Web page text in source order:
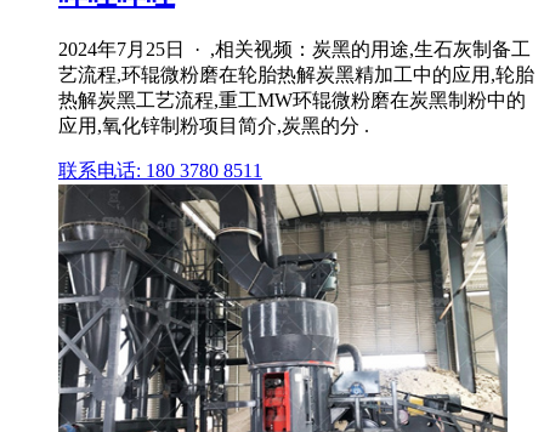
2024年7月25日 · ,相关视频：炭黑的用途,生石灰制备工
艺流程,环辊微粉磨在轮胎热解炭黑精加工中的应用,轮胎
热解炭黑工艺流程,重工MW环辊微粉磨在炭黑制粉中的
应用,氧化锌制粉项目简介,炭黑的分 .
联系电话: 180 3780 8511